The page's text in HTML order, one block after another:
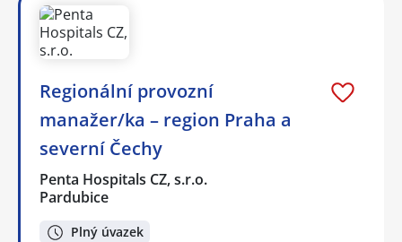
Regionální provozní
manažer/ka – region Praha a
severní Čechy
Penta Hospitals CZ, s.r.o.
Pardubice
Plný úvazek